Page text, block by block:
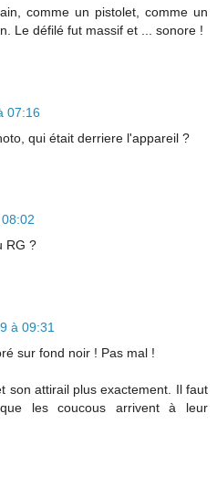
comme un pistolet, comme un
Le défilé fut massif et ... sonore !
07:16
qui était derriere l'appareil ?
RG ?
à 09:31
sur fond noir ! Pas mal !
son attirail plus exactement. Il faut
les coucous arrivent à leur